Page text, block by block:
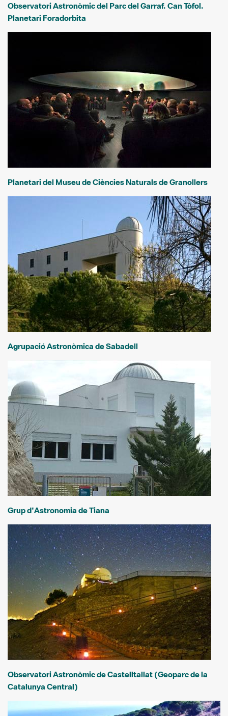
Observatori Astronòmic del Parc del Garraf. Can Tòfol.
Planetari Foradorbita
Planetari del Museu de Ciències Naturals de Granollers
Agrupació Astronòmica de Sabadell
Grup d'Astronomia de Tiana
Observatori Astronòmic de Castelltallat (Geoparc de la
Catalunya Central)